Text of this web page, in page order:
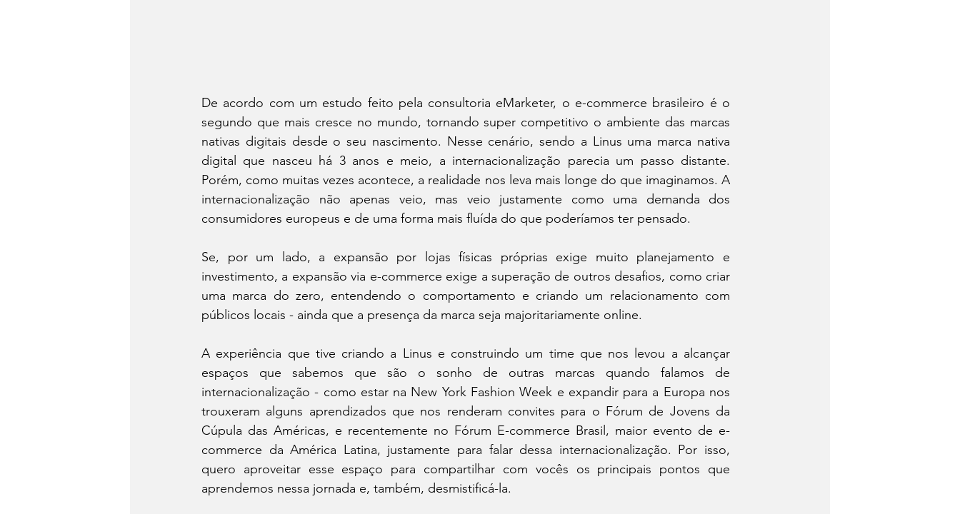
De acordo com um estudo feito pela consultoria eMarketer, o e-commerce brasileiro é o
segundo que mais cresce no mundo, tornando super competitivo o ambiente das marcas
nativas digitais desde o seu nascimento. Nesse cenário, sendo a Linus uma marca nativa
digital que nasceu há 3 anos e meio, a internacionalização parecia um passo distante.
Porém, como muitas vezes acontece, a realidade nos leva mais longe do que imaginamos. A
internacionalização não apenas veio, mas veio justamente como uma demanda dos
consumidores europeus e de uma forma mais fluída do que poderíamos ter pensado.
Se, por um lado, a expansão por lojas físicas próprias exige muito planejamento e
investimento, a expansão via e-commerce exige a superação de outros desafios, como criar
uma marca do zero, entendendo o comportamento e criando um relacionamento com
públicos locais - ainda que a presença da marca seja majoritariamente online.
A experiência que tive criando a Linus e construindo um time que nos levou a alcançar
espaços que sabemos que são o sonho de outras marcas quando falamos de
internacionalização - como estar na New York Fashion Week e expandir para a Europa nos
trouxeram alguns aprendizados que nos renderam convites para o Fórum de Jovens da
Cúpula das Américas, e recentemente no Fórum E-commerce Brasil, maior evento de e-
commerce da América Latina, justamente para falar dessa internacionalização. Por isso,
quero aproveitar esse espaço para compartilhar com vocês os principais pontos que
aprendemos nessa jornada e, também, desmistificá-la.